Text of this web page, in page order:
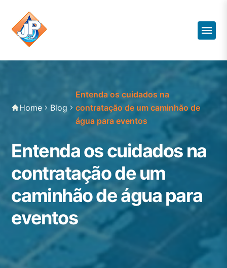
Home Blog
Entenda os cuidados na
contratação de um caminhão de
água para eventos
Entenda os cuidados na
contratação de um
caminhão de água para
eventos